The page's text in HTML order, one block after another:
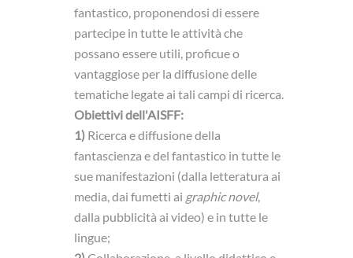
fantastico, proponendosi di essere
partecipe in tutte le attività che
possano essere utili, proficue o
vantaggiose per la diffusione delle
tematiche legate ai tali campi di ricerca.
Obiettivi dell'AISFF:
1) Ricerca e diffusione della
fantascienza e del fantastico in tutte le
sue manifestazioni (dalla letteratura ai
media, dai fumetti ai graphic novel,
dalla pubblicità ai video) e in tutte le
lingue;